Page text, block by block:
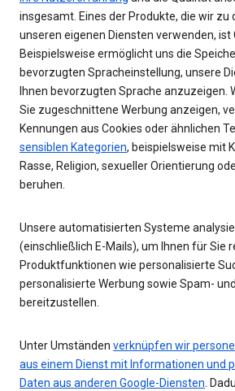
insgesamt. Eines der Produkte, die wir zu
unseren eigenen Diensten verwenden, ist
Beispielsweise ermöglicht uns die
bevorzugten Spracheinstellung, unsere
Ihnen bevorzugten Sprache anzuzeigen.
Sie zugeschnittene Werbung anzeigen,
Kennungen aus Cookies oder ähnlichen
sensiblen Kategorien, beispielsweise mit
Rasse, Religion, sexueller Orientierung
beruhen.
Unsere automatisierten Systeme
(einschließlich E-Mails), um Ihnen für Sie
Produktfunktionen wie personalisierte
personalisierte Werbung sowie Spam-
bereitzustellen.
Unter Umständen verknüpfen wir
aus einem Dienst mit Informationen und
Daten aus anderen Google-Diensten.